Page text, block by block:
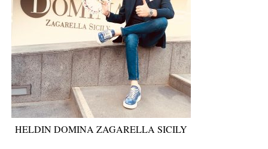
HELDIN DOMINA ZAGARELLA SICILY